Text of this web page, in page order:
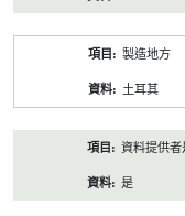
製造地方
土耳其
資料提供者
是